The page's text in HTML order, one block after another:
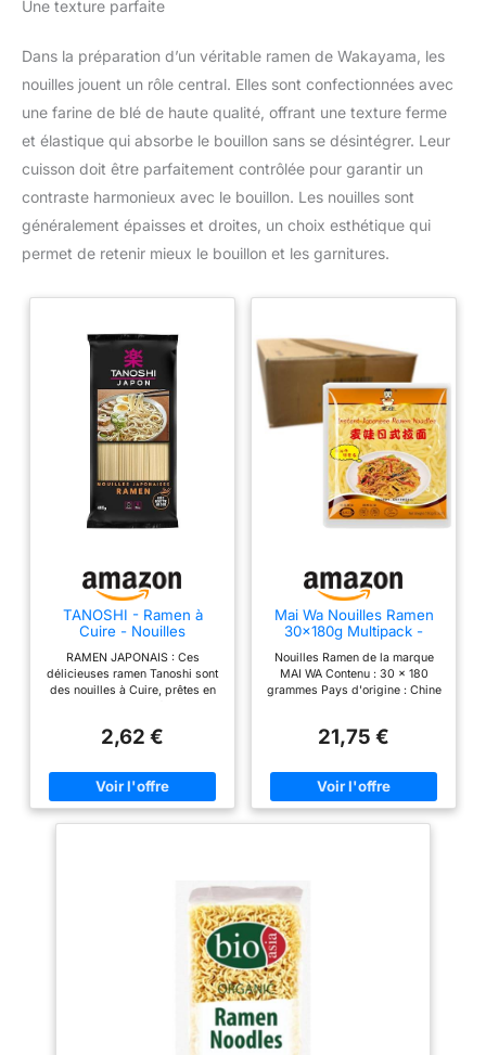
Une texture parfaite
Dans la préparation d’un véritable ramen de Wakayama, les
nouilles jouent un rôle central. Elles sont confectionnées avec
une farine de blé de haute qualité, offrant une texture ferme
et élastique qui absorbe le bouillon sans se désintégrer. Leur
cuisson doit être parfaitement contrôlée pour garantir un
contraste harmonieux avec le bouillon. Les nouilles sont
généralement épaisses et droites, un choix esthétique qui
permet de retenir mieux le bouillon et les garnitures.
TANOSHI - Ramen à
Cuire - Nouilles
RAMEN JAPONAIS : Ces
délicieuses ramen Tanoshi sont
des nouilles à Cuire, prêtes en
légumes, pour un plat typique
RAMEN : Les ramen sont des
nouilles très populaires dans la
cuisine japonaise. Leur nom
signifie "nouilles tirées" en
partir de blé LA COMPOSITION
DE CES RAMEN : Conçues avec
de la farine de blé et de l'huile
instantanées sont fabriquées
sans glutamate ajouté et sans
huile de palme COMMENT
PRÉPARER LES RAMEN ? :
Rapides et faciles à préparer,
ces ramen peuvent être sautées
2,62 €
Mai Wa Nouilles Ramen
30x180g Multipack -
Nouilles Ramen de la marque
MAI WA Contenu : 30 x 180
grammes Pays d'origine : Chine
21,75 €